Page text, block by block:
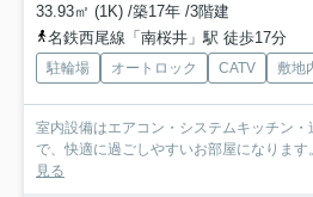
33.93㎡ (1K) /築17年 /3階建
名鉄西尾線「南桜井」駅 徒歩17分
駐輪場 オートロック CATV 敷地
室内設備はエアコン・システムキッチン
で、快適に過ごしやすいお部屋になりま
見る